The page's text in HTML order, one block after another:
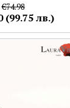
€74.98
(99.75 лв.)
LAURA VITA със